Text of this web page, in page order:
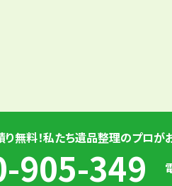
無料！私たち遺品整理のプロが
905-349